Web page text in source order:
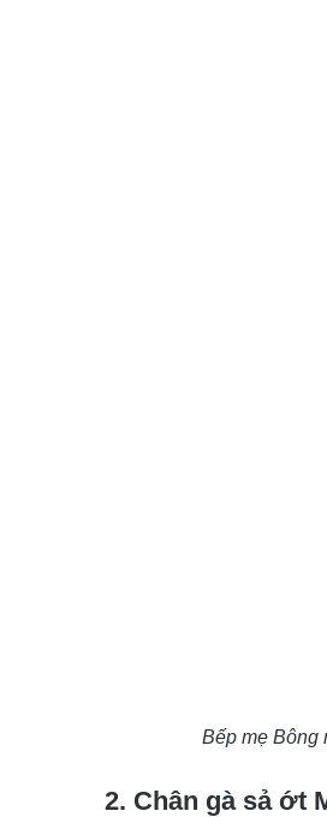
Bếp mẹ Bông
2. Chân gà sả ớt